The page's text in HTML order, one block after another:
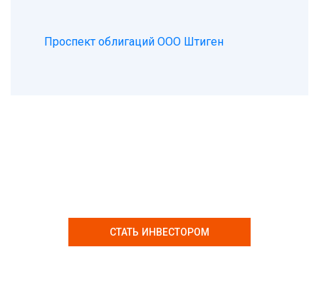
Проспект облигаций ООО Штиген
СТАТЬ ИНВЕСТОРОМ